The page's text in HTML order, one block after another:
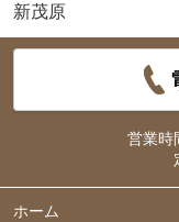
新茂原
営業時
ホーム